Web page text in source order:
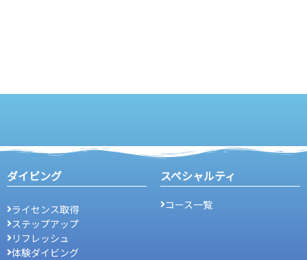
ダイビング
ライセンス取得
ステップアップ
リフレッシュ
体験ダイビング
スペシャルティ
コース一覧